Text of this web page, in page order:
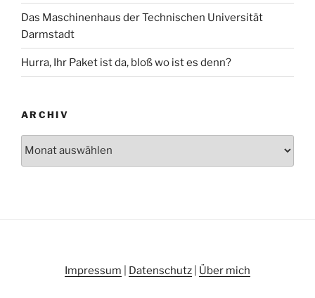
Das Maschinenhaus der Technischen Universität
Darmstadt
Hurra, Ihr Paket ist da, bloß wo ist es denn?
ARCHIV
Impressum Datenschutz Über mich